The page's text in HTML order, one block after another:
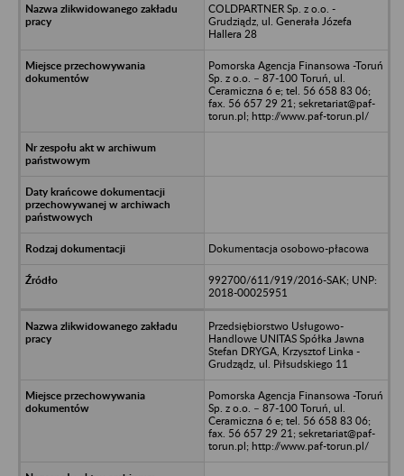
COLDPARTNER Sp. z o.o. -
Grudziądz, ul. Generała Józefa
Hallera 28
Pomorska Agencja Finansowa -Toruń
Sp. z o.o. – 87-100 Toruń, ul.
Ceramiczna 6 e; tel. 56 658 83 06;
fax. 56 657 29 21; sekretariat@paf-
torun.pl; http://www.paf-torun.pl/
Dokumentacja osobowo-płacowa
992700/611/919/2016-SAK; UNP:
2018-00025951
Przedsiębiorstwo Usługowo-
Handlowe UNITAS Spółka Jawna
Stefan DRYGA, Krzysztof Linka -
Grudządz, ul. Piłsudskiego 11
Pomorska Agencja Finansowa -Toruń
Sp. z o.o. – 87-100 Toruń, ul.
Ceramiczna 6 e; tel. 56 658 83 06;
fax. 56 657 29 21; sekretariat@paf-
torun.pl; http://www.paf-torun.pl/